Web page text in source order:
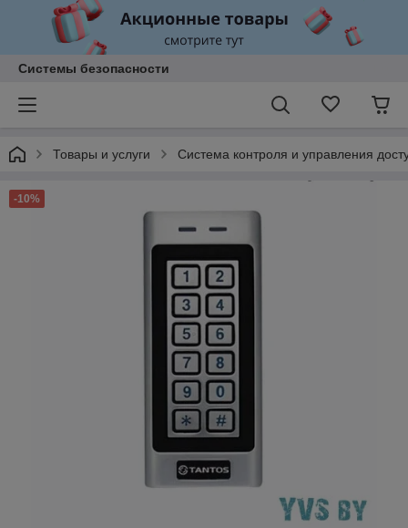
Системы безопасности
Товары и услуги Система контроля и управления
-10%